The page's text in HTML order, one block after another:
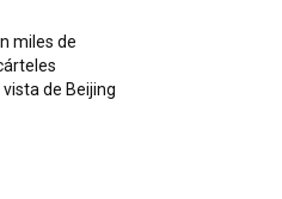
miles de
de Beijing